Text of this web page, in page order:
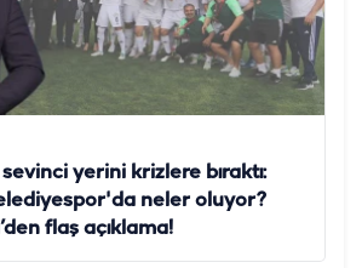
yerini krizlere bıraktı:
neler oluyor?
flaş açıklama!